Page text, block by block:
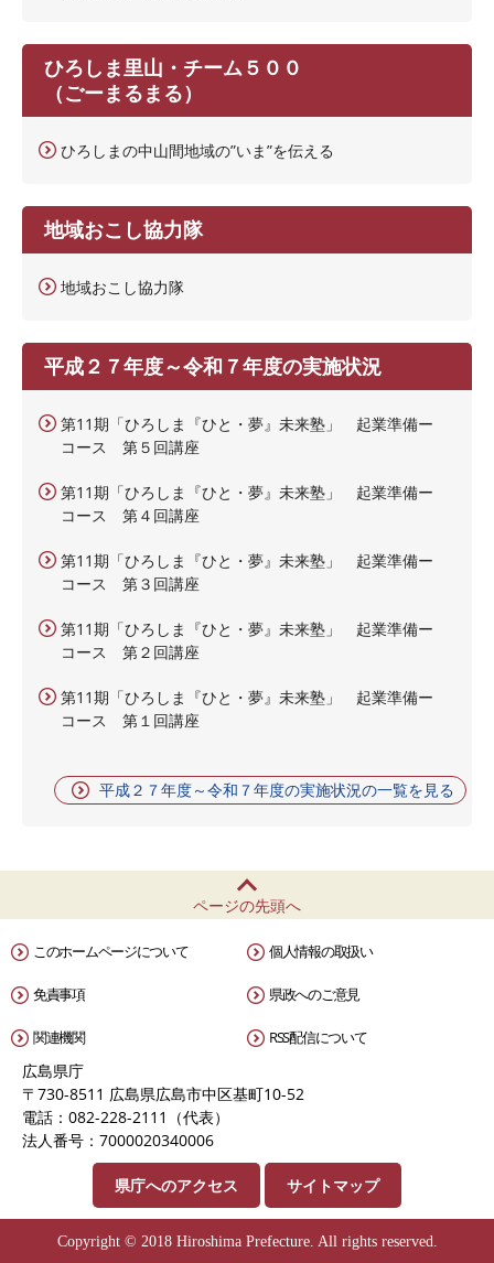
ひろしま里山・チーム５００
（ごーまるまる）
ひろしまの中山間地域の”いま”を伝える
地域おこし協力隊
地域おこし協力隊
平成２７年度～令和７年度の実施状況
第11期「ひろしま『ひと・夢』未来塾」 起業準備ー
コース 第５回講座
第11期「ひろしま『ひと・夢』未来塾」 起業準備ー
コース 第４回講座
第11期「ひろしま『ひと・夢』未来塾」 起業準備ー
コース 第３回講座
第11期「ひろしま『ひと・夢』未来塾」 起業準備ー
コース 第２回講座
第11期「ひろしま『ひと・夢』未来塾」 起業準備ー
コース 第１回講座
平成２７年度～令和７年度の実施状況の一覧を見る
ページの先頭へ
このホームページについて 個人情報の取扱い
免責事項 県政へのご意見
関連機関 RSS配信について
広島県庁
〒730-8511 広島県広島市中区基町10-52
電話：082-228-2111（代表）
法人番号：7000020340006
県庁へのアクセス サイトマップ
Copyright © 2018 Hiroshima Prefecture. All rights reserved.